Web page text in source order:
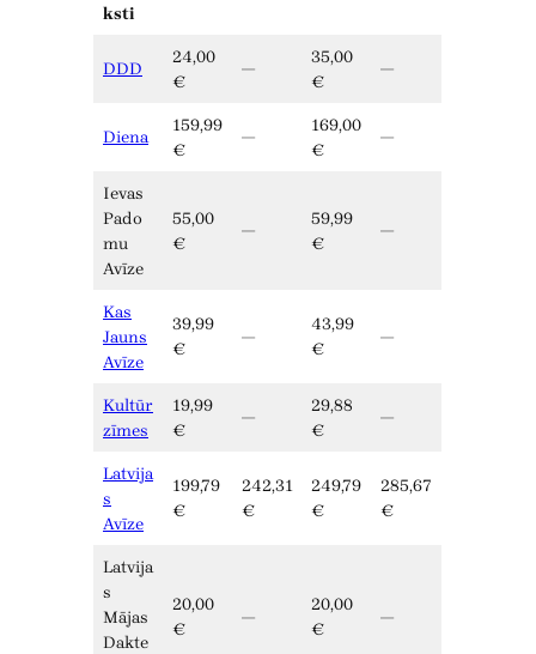
ksti
DDD
24,00
€
—
35,00
€
—
Diena
159,99
€
—
169,00
€
—
Ievas
Pado
mu
Avīze
55,00
€
—
59,99
€
—
Kas
Jauns
Avīze
39,99
€
—
43,99
€
—
Kultūr
zīmes
19,99
€
—
29,88
€
—
Latvija
s
Avīze
199,79
€
242,31
€
249,79
€
285,67
€
Latvija
s
Mājas
Dakte
20,00
€
—
20,00
€
—